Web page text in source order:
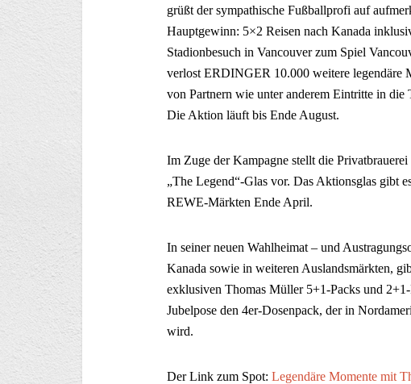
grüßt der sympathische Fußballprofi auf
Hauptgewinn: 5×2 Reisen nach Kanada
Stadionbesuch in Vancouver zum Spiel
verlost ERDINGER 10.000 weitere legendäre
von Partnern wie unter anderem Eintritte in
Die Aktion läuft bis Ende August.
Im Zuge der Kampagne stellt die
„The Legend“-Glas vor. Das Aktionsglas gibt
REWE-Märkten Ende April.
In seiner neuen Wahlheimat – und
Kanada sowie in weiteren Auslandsmärkten,
exklusiven Thomas Müller 5+1-Packs und
Jubelpose den 4er-Dosenpack, der in
wird.
Der Link zum Spot: Legendäre Momente mit